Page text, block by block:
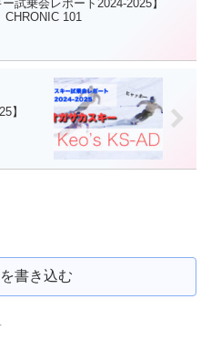
ー試乗会レポート2024-2025】
CHRONIC 101
】
書き込む